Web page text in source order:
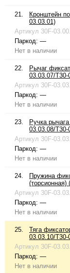
21.
Кронштейн
03.03.01)
Артикул 30F-
Паркод: —
Нет в наличии
22.
Рычаг
03.03.07/T30-
Артикул 30F-
Паркод: —
Нет в наличии
23.
Ручка
03.03.08/T30-
Артикул 30F-
Паркод: —
Нет в наличии
24.
Пружина
(торсионная)
Артикул 30F-
Паркод: —
Нет в наличии
25.
Тяга
03.03.10/T30-
Артикул 30F-
Паркод: —
Нет в наличии